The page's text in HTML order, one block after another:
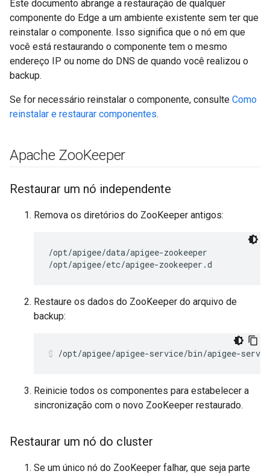
Este documento abrange a restauração de qualquer
componente do Edge a um ambiente existente sem ter que
reinstalar o componente. Isso significa que o nó em que
você está restaurando o componente tem o mesmo
endereço IP ou nome do DNS de quando você realizou o
backup.
Se for necessário reinstalar o componente, consulte Como
reinstalar e restaurar componentes.
Apache ZooKeeper
Restaurar um nó independente
Remova os diretórios do ZooKeeper antigos:
/opt/apigee/data/apigee-zookeeper
/opt/apigee/etc/apigee-zookeeper.d
Restaure os dados do ZooKeeper do arquivo de
backup:
/opt/apigee/apigee-service/bin/apigee-
Reinicie todos os componentes para estabelecer a
sincronização com o novo ZooKeeper restaurado.
Restaurar um nó do cluster
Se um único nó do ZooKeeper falhar, que seja parte